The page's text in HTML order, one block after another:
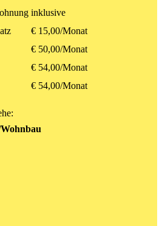
inklusive
€ 15,00/Monat
€ 50,00/Monat
€ 54,00/Monat
€ 54,00/Monat